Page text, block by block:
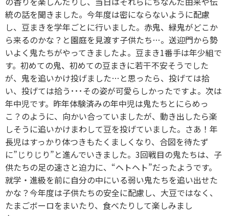
統の話を聞きました。今年度は密にならないように配慮
し、豆まきを学年ごとに行いました。赤鬼、緑鬼がどこか
ら来るのかな？と園庭を見渡す子供たち…。送迎門から勢
いよく鬼たちがやってきましたよ。豆まき1番手は年少組で
す。初めての鬼、初めての豆まきに若干不安そうでした
が、鬼を追いかけ投げました…と思ったら、投げては拾
い、投げては拾う･･･その姿が可愛らしかったですよ。次は
年中児です。昨年体験済みの年中児は鬼たちとにらめっ
こ？のように、向かい合っていましたが、動き出したら楽
しそうに追いかけまわして豆を投げていました。さあ！年
長児はすっかり体つきもたくましくなり、合図を待たず
に”じりじり”と進んでいきました。3回戦目の鬼たちは、子
供たちの足の速さと迫力に、“ヘトヘト”だったようです。
就学・進級を前に自分の中にいる弱い鬼たちを追い出せた
かな？今年度は子供たちの安全に配慮し、大豆ではなく、
たまごボーロをまいたり、食べたりして楽しみまし